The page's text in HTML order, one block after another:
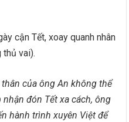
cận Tết, xoay quanh nhân
thủ vai).
của ông An không thể
đón Tết xa cách, ông
hành trình xuyên Việt để